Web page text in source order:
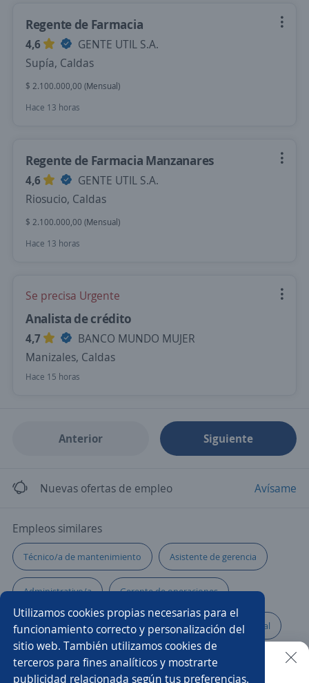
Utilizamos cookies propias necesarias para el
funcionamiento correcto y personalización del
sitio web. También utilizamos cookies de
terceros para fines analíticos y mostrarte
publicidad relacionada según tus preferencias.
Regente de Farmacia
4,6
GENTE UTIL S.A.
Supía, Caldas
$ 2.100.000,00 (Mensual)
Hace 13 horas
Regente de Farmacia Manzanares
4,6
GENTE UTIL S.A.
Riosucio, Caldas
$ 2.100.000,00 (Mensual)
Hace 13 horas
Se precisa Urgente
Analista de crédito
4,7
BANCO MUNDO MUJER
Manizales, Caldas
Hace 15 horas
Anterior Siguiente
Nuevas ofertas de empleo Avísame
Empleos similares
Técnico/a de mantenimiento Asistente de gerencia
Administrativo/a Gerente de operaciones
Administrador/a punto de venta Ejecutivo/a comercial
Especialista de nóminas Administrativo financiero